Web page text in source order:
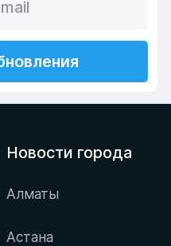
Новости города
Алматы
Астана